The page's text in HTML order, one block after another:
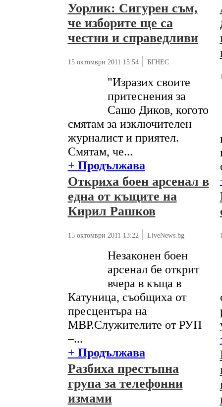
Уорлик: Сигурен съм,
че изборите ще са
честни и справедливи
15 октомври 2011 15:54| БГНЕС
"Изразих своите
притеснения за
Сашо Диков, когото
смятам за изключителен
журналист и приятел.
Смятам, че...
+ Продължава
Откриха боен арсенал в
една от къщите на
Кирил Рашков
15 октомври 2011 13:22 | LiveNews.bg
Незаконен боен
арсенал бе открит
вчера в къща в
Катуница, съобщиха от
пресцентъра на
МВР.Служителите от РУП
–...
+ Продължава
Разбиха престъпна
група за телефонни
измами